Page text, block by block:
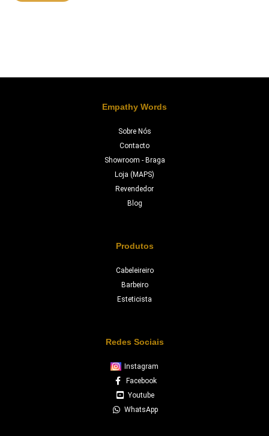
Empathy Words
Sobre Nós
Contacto
Showroom - Braga
Loja (MAPS)
Revendedor
Blog
Produtos
Cabeleireiro
Barbeiro
Esteticista
Redes Sociais
Instagram
Facebook
Youtube
WhatsApp